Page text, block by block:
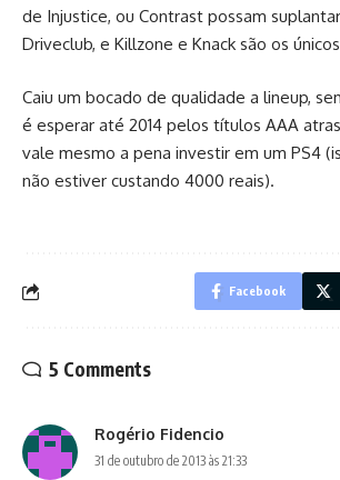
de Injustice, ou Contrast possam
Driveclub, e Killzone e Knack são os
Caiu um bocado de qualidade a lineup,
é esperar até 2014 pelos títulos AAA
vale mesmo a pena investir em um PS4
não estiver custando 4000 reais).
Facebook
5 Comments
Rogério Fidencio
31 de outubro de 2013 às 21:33